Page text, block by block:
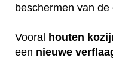
beschermen van de
Vooral houten
een nieuwe